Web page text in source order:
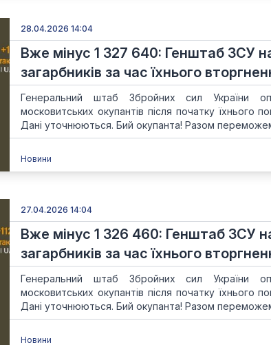
28.04.2026 14:04
Вже мінус 1 327 640: Генштаб ЗСУ
загарбників за час їхнього
Генеральний штаб Збройних сил України
московитських окупантів після початку їхнього
Дані уточнюються. Бий окупанта! Разом
Новини
27.04.2026 14:04
Вже мінус 1 326 460: Генштаб ЗСУ
загарбників за час їхнього
Генеральний штаб Збройних сил України
московитських окупантів після початку їхнього
Дані уточнюються. Бий окупанта! Разом
Новини